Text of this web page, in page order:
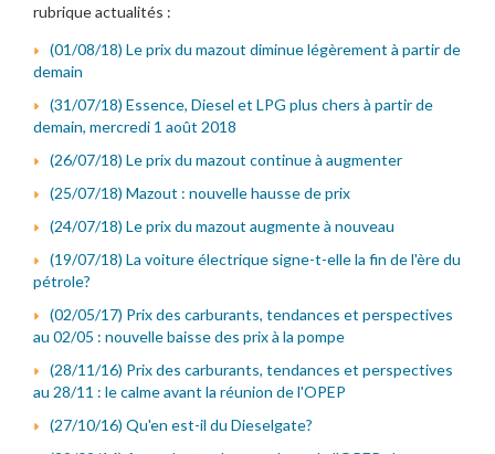
rubrique actualités :
(01/08/18) Le prix du mazout diminue légèrement à partir de
demain
(31/07/18) Essence, Diesel et LPG plus chers à partir de
demain, mercredi 1 août 2018
(26/07/18) Le prix du mazout continue à augmenter
(25/07/18) Mazout : nouvelle hausse de prix
(24/07/18) Le prix du mazout augmente à nouveau
(19/07/18) La voiture électrique signe-t-elle la fin de l'ère du
pétrole?
(02/05/17) Prix des carburants, tendances et perspectives
au 02/05 : nouvelle baisse des prix à la pompe
(28/11/16) Prix des carburants, tendances et perspectives
au 28/11 : le calme avant la réunion de l'OPEP
(27/10/16) Qu'en est-il du Dieselgate?